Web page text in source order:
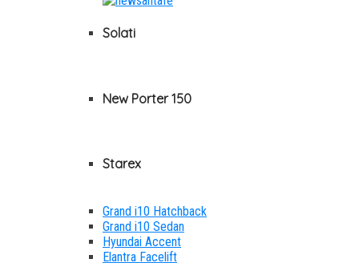
Solati
New Porter 150
Starex
Grand i10 Hatchback
Grand i10 Sedan
Hyundai Accent
Elantra Facelift